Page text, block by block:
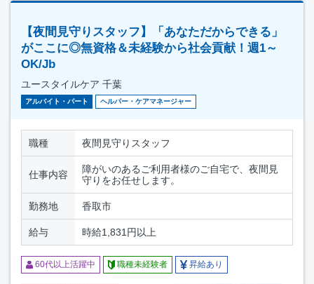
【夜間見守りスタッフ】「あなただからできる」
がここに◎無資格＆未経験から社会貢献！週1～
OK/Jb
ユースタイルケア 千葉
アルバイト・パート ヘルパー・ケアマネージャー
職種 夜間見守りスタッフ
仕事内容
障がいのあるご利用者様のご自宅で、夜間見
守りをお任せします。
勤務地 香取市
給与 時給1,831円以上
60代以上活躍中 職種未経験者 昇給あり